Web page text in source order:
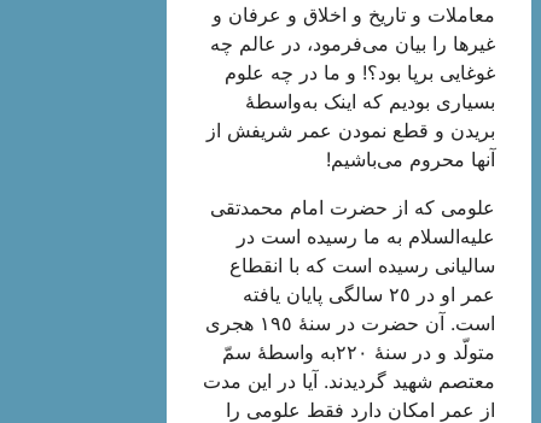
معاملات‌ و تاریخ‌ و اخلاق‌ و عرفان‌ و
غیرها را بیان‌ می‌فرمود، در عالم‌ چه‌
غوغایی‌ برپا بود؟! و ما در چه‌ علوم‌
بسیاری‌ بودیم‌ که‌ اینک‌ به‌واسطۀ
بریدن‌ و قطع‌ نمودن‌ عمر شریفش‌ از
آنها محروم‌ می‌باشیم‌!
علومی‌ که‌ از حضرت‌ امام‌ محمدتقی‌
علیه‌السلام به‌ ما رسیده‌ است‌ در
سالیانی‌ رسیده‌ است‌ که‌ با انقطاع‌
عمر او در ٢٥ سالگی‌ پایان‌ یافته‌
است‌. آن‌ حضرت‌ در سنۀ ١٩٥ هجری‌
متولّد و در سنۀ ٢٢٠به‌ واسطۀ سمّ
معتصم‌ شهید گردیدند. آیا در این‌ مدت‌
از عمر امکان‌ دارد فقط‌ علومی‌ را